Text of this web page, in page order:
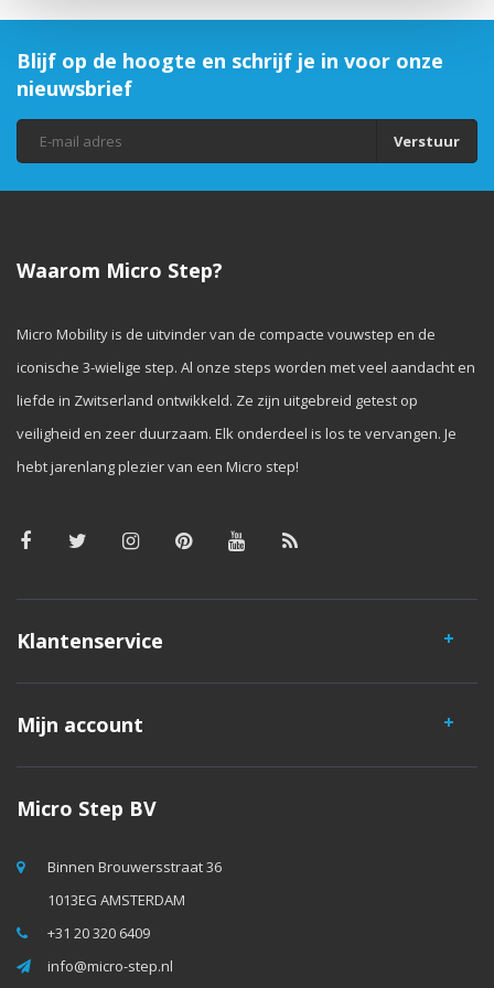
Blijf op de hoogte en schrijf je in voor onze
nieuwsbrief
Verstuur
Waarom Micro Step?
Micro Mobility is de uitvinder van de compacte vouwstep en de
iconische 3-wielige step. Al onze steps worden met veel aandacht en
liefde in Zwitserland ontwikkeld. Ze zijn uitgebreid getest op
veiligheid en zeer duurzaam. Elk onderdeel is los te vervangen. Je
hebt jarenlang plezier van een Micro step!
Klantenservice
Mijn account
Micro Step BV
Binnen Brouwersstraat 36
1013EG AMSTERDAM
+31 20 320 6409
info@micro-step.nl